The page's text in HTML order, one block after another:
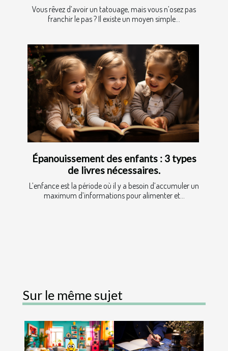
Vous rêvez d’avoir un tatouage, mais vous n’osez pas
franchir le pas ? Il existe un moyen simple...
Épanouissement des enfants : 3 types
de livres nécessaires.
L’enfance est la période où il y a besoin d’accumuler un
maximum d’informations pour alimenter et...
Sur le même sujet